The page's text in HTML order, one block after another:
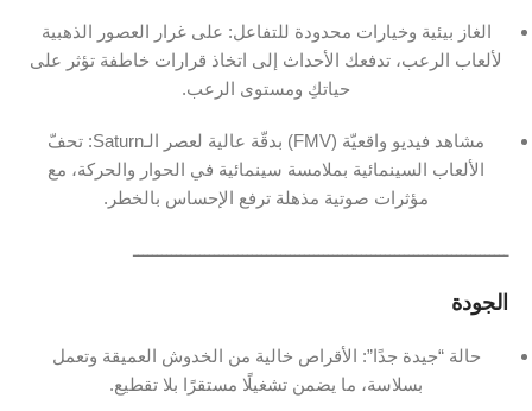
الغاز بيئية وخيارات محدودة للتفاعل: على غرار العصور الذهبية
لألعاب الرعب، تدفعك الأحداث إلى اتخاذ قرارات خاطفة تؤثر على
حياتكِ ومستوى الرعب.
مشاهد فيديو واقعيّة (FMV) بدقّة عالية لعصر الـSaturn: تحفّ
الألعاب السينمائية بملامسة سينمائية في الحوار والحركة، مع
مؤثرات صوتية مذهلة ترفع الإحساس بالخطر.
ـــــــــــــــــــــــــــــــــــــــــــــــــــــــــــــــــــــــــــــــ
الجودة
حالة “جيدة جدًا”: الأقراص خالية من الخدوش العميقة وتعمل
بسلاسة، ما يضمن تشغيلًا مستقرًا بلا تقطيع.